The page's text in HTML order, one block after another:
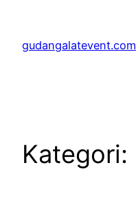
konten
gudangalatevent.com
Kategori: